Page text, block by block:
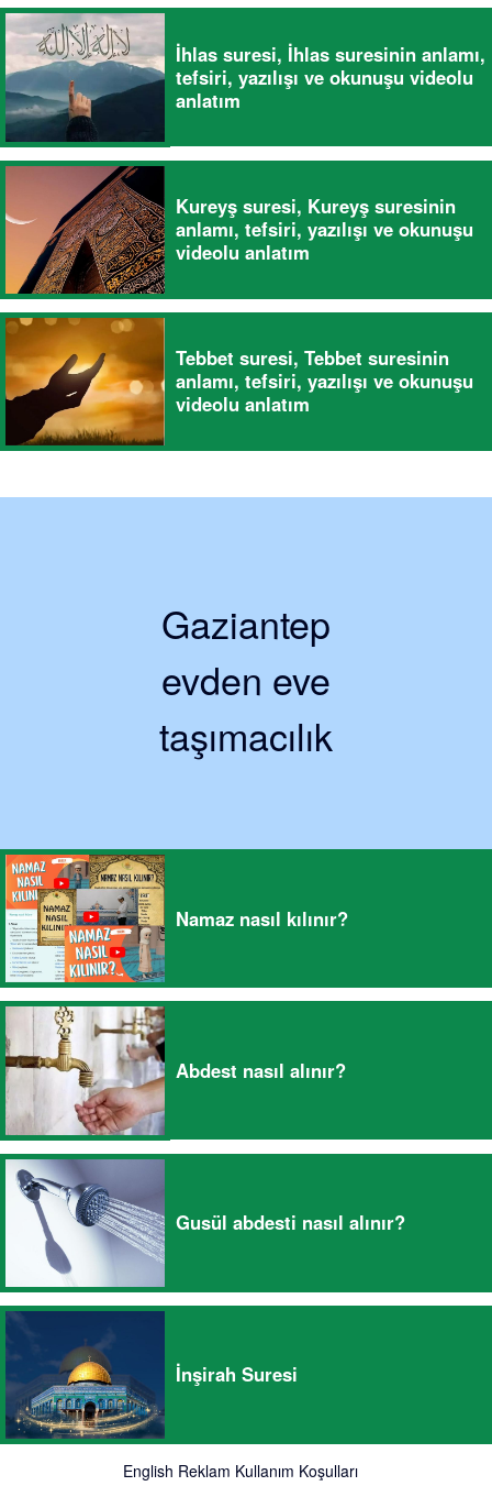
İhlas suresi, İhlas suresinin anlamı,
tefsiri, yazılışı ve okunuşu videolu
anlatım
Kureyş suresi, Kureyş suresinin
anlamı, tefsiri, yazılışı ve okunuşu
videolu anlatım
Tebbet suresi, Tebbet suresinin
anlamı, tefsiri, yazılışı ve okunuşu
videolu anlatım
Gaziantep
evden eve
taşımacılık
Namaz nasıl kılınır?
Abdest nasıl alınır?
Gusül abdesti nasıl alınır?
İnşirah Suresi
English Reklam Kullanım Koşulları